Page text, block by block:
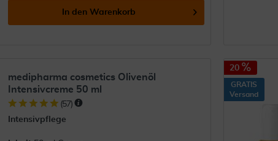
In den Warenkorb
medipharma cosmetics Olivenöl
Intensivcreme 50 ml
(57)
Intensivpflege
20
GRATIS
Versand